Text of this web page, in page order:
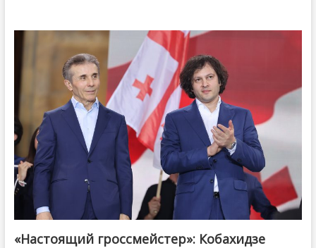
@ქართული ოცნება / Georgian Dream
«Настоящий гроссмейстер»: Кобахидзе